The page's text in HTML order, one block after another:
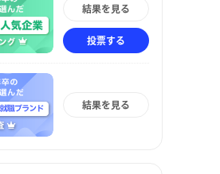
結果を見る
投票する
結果を見る